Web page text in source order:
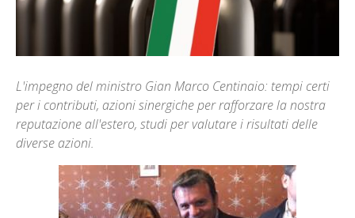
L'impegno del ministro Gian Marco Centinaio: tempi certi
per i contributi, azioni sinergiche per rafforzare la nostra
reputazione all'estero, studi per valutare i risultati delle
diverse azioni.